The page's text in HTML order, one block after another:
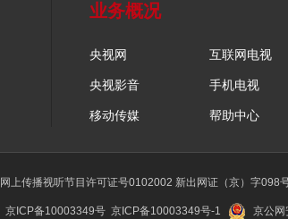
业务概况
央视网 互联网电视
央视影音 手机电视
移动传媒 帮助中心
网上传播视听节目许可证号0102002 新出网证（京）字098
京ICP备10003349号 京ICP备10003349号-1 京公